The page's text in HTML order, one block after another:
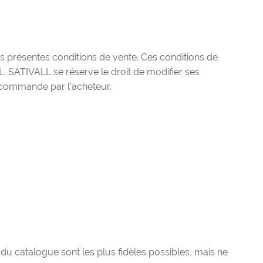
présentes conditions de vente. Ces conditions de
se réserve le droit de modifier ses
par l’acheteur.
catalogue sont les plus fidèles possibles, mais ne